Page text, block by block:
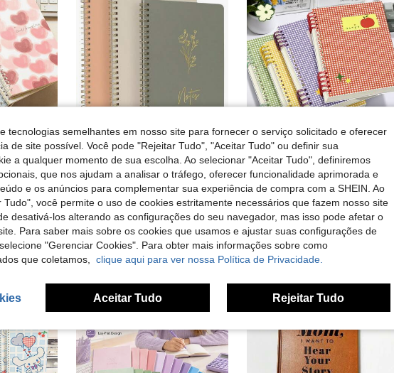
4 peças/pacote Caderno A5 com espiral, 60 páginas, série floral de desenhos animados fofos, caderno com linhas, 4 estilos, material escolar, volta às aulas
1 peça Caderno Espiral Estético para Mulheres - Diário/Bloco de Notas Fofo com Riscas Universitárias 8"X5.8" com Bolso Grande e Páginas Pautadas - Organizador Perfeito para Trabalho ou Escola, Material Escolar, Volta às Aulas
7,48€
36 Left
6,51€
tecnologias semelhantes em nosso site para fornecer o serviço solicitado e oferecer
de site possível. Você pode "Rejeitar Tudo", "Aceitar Tudo" ou definir sua
a qualquer momento de sua escolha. Ao selecionar "Aceitar Tudo", definiremos
que nos ajudam a analisar o tráfego, oferecer funcionalidade aprimorada e
e os anúncios para complementar sua experiência de compra com a SHEIN. Ao
Tudo", você permite o uso de cookies estritamente necessários que fazem nosso site
desativá-los alterando as configurações do seu navegador, mas isso pode afetar o
Para saber mais sobre os cookies que usamos e ajustar suas configurações de
"Gerenciar Cookies". Para obter mais informações sobre como
que coletamos, clique aqui para ver nossa Política de Privacidade.
Aceitar Tudo Rejeitar Tudo